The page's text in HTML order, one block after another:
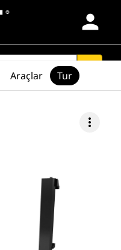
person
more_vert
Araçlar Tur